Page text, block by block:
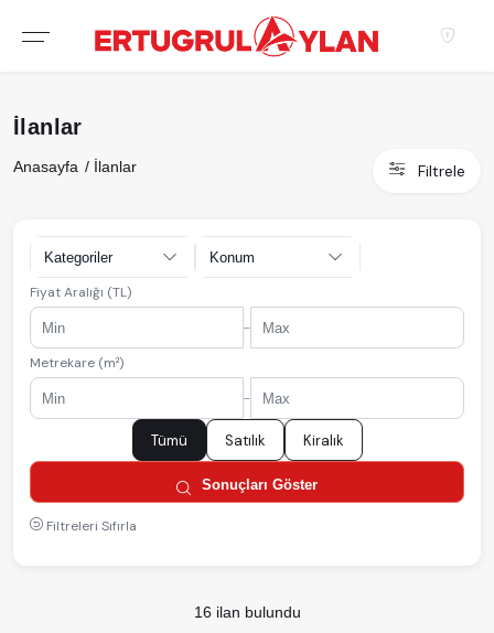
İlanlar
Anasayfa İlanlar Filtrele
Kategoriler Konum
Fiyat Aralığı (TL)
-
Metrekare (m²)
-
Tümü Satılık Kiralık
Sonuçları Göster
Filtreleri Sıfırla
16 ilan bulundu
Hakkımızda
EKIBIMIZ
EMLAK SITELERIMIZ
EMLAK OFISLERIMIZ